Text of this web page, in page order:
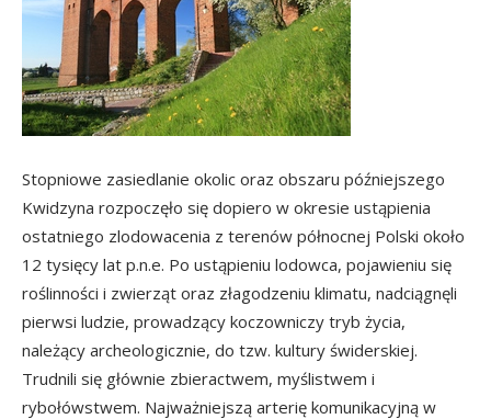
Stopniowe zasiedlanie okolic oraz obszaru późniejszego
Kwidzyna rozpoczęło się dopiero w okresie ustąpienia
ostatniego zlodowacenia z terenów północnej Polski około
12 tysięcy lat p.n.e. Po ustąpieniu lodowca, pojawieniu się
roślinności i zwierząt oraz złagodzeniu klimatu, nadciągnęli
pierwsi ludzie, prowadzący koczowniczy tryb życia,
należący archeologicznie, do tzw. kultury świderskiej.
Trudnili się głównie zbieractwem, myślistwem i
rybołówstwem. Najważniejszą arterię komunikacyjną w